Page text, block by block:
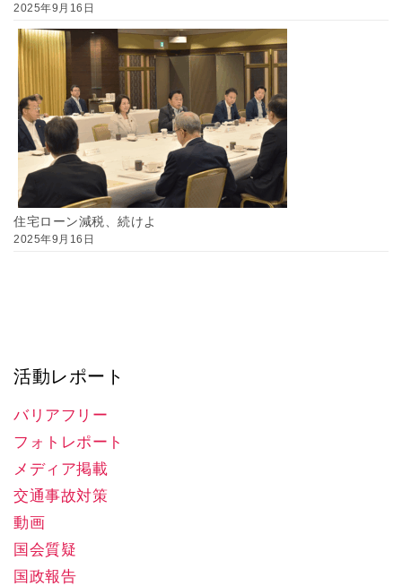
2025年9月16日
住宅ローン減税、続けよ
2025年9月16日
活動レポート
バリアフリー
フォトレポート
メディア掲載
交通事故対策
動画
国会質疑
国政報告